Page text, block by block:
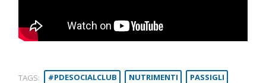
TAGS: #PDESOCIALCLUB NUTRIMENTI PASSIGLI